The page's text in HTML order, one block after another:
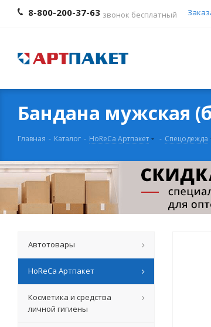
8-800-200-37-63 звонок бесплатный
Бандана мужская
Главная - Каталог - HoReCa Артпакет - Спецодежда
Автотовары
HoReCa Артпакет
Косметика и средства
личной гигиены